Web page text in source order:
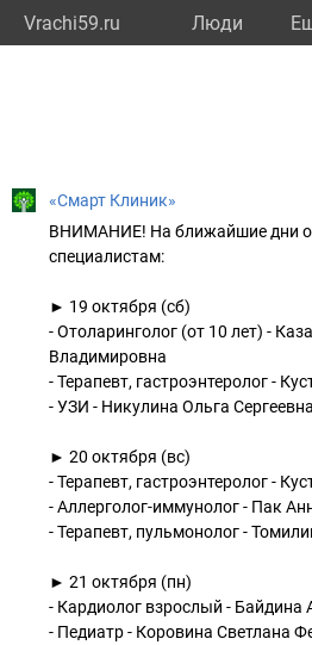
Vrachi59.ru Люди
«Смарт Клиник»
ВНИМАНИЕ! На ближайшие дни
специалистам:
► 19 октября (сб)
- Отоларинголог (от 10 лет) -
Владимировна
- Терапевт, гастроэнтеролог -
- УЗИ - Никулина Ольга Сергеевна
► 20 октября (вс)
- Терапевт, гастроэнтеролог -
- Аллерголог-иммунолог - Пак
- Терапевт, пульмонолог -
► 21 октября (пн)
- Кардиолог взрослый - Байдина
- Педиатр - Коровина Светлана